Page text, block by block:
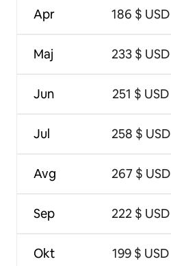
Apr
Maj
Jun
Jul
Avg
Sep
Okt
186 $ USD
233 $ USD
251 $ USD
258 $ USD
267 $ USD
222 $ USD
199 $ USD